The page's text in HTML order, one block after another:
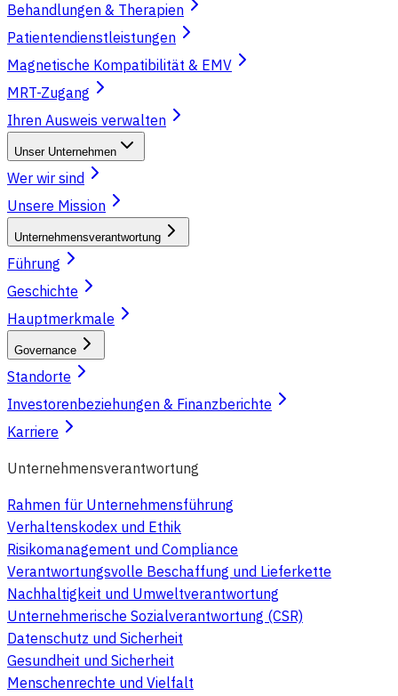
Behandlungen & Therapien
Patientendienstleistungen
Magnetische Kompatibilität & EMV
MRT-Zugang
Ihren Ausweis verwalten
Unser Unternehmen
Wer wir sind
Unsere Mission
Unternehmensverantwortung
Führung
Geschichte
Hauptmerkmale
Governance
Standorte
Investorenbeziehungen & Finanzberichte
Karriere
Unternehmensverantwortung
Rahmen für Unternehmensführung
Verhaltenskodex und Ethik
Risikomanagement und Compliance
Verantwortungsvolle Beschaffung und Lieferkette
Nachhaltigkeit und Umweltverantwortung
Unternehmerische Sozialverantwortung (CSR)
Datenschutz und Sicherheit
Gesundheit und Sicherheit
Menschenrechte und Vielfalt